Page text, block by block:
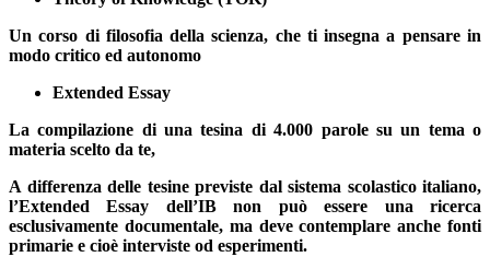
Un corso di filosofia della scienza, che ti insegna a pensare in
modo critico ed autonomo
Extended Essay
La compilazione di una tesina di 4.000 parole su un tema o
materia scelto da te,
A differenza delle tesine previste dal sistema scolastico italiano,
l’Extended Essay dell’IB non può essere una ricerca
esclusivamente documentale, ma deve contemplare anche fonti
primarie e cioè interviste od esperimenti.